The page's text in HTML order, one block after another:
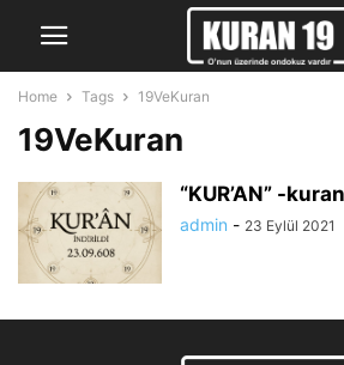
Home Tags 19VeKuran
19VeKuran
“KUR’AN” -
admin - 23 Eylül 2021